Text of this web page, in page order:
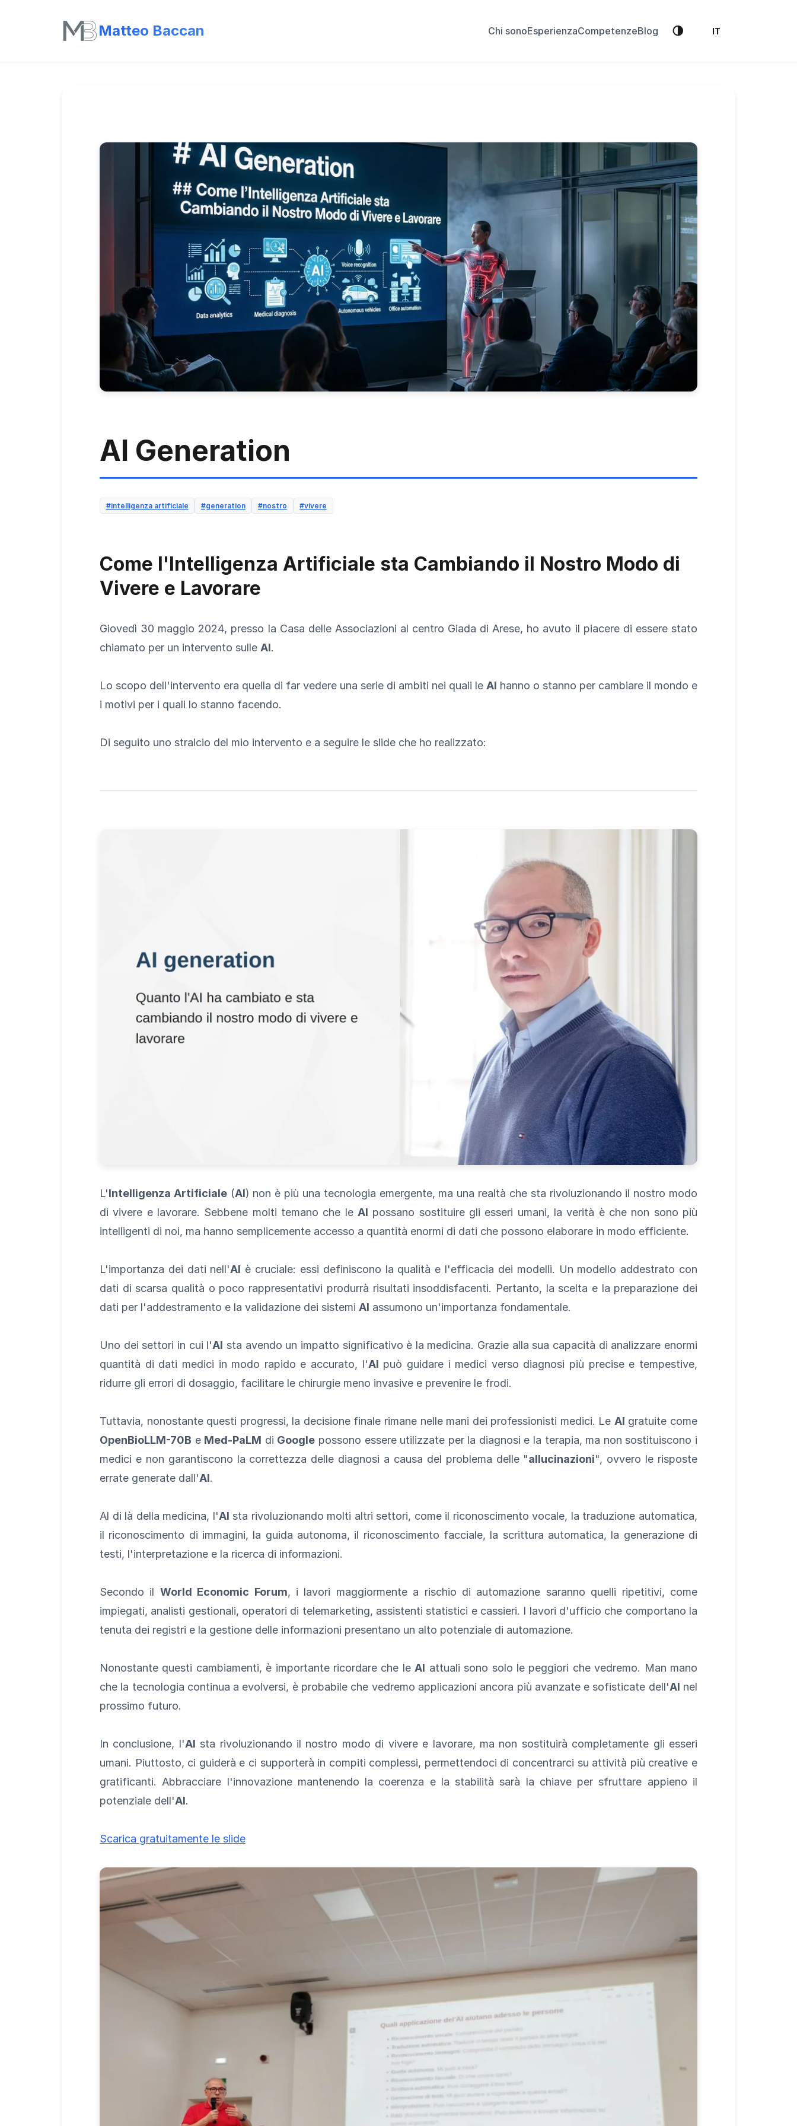
Matteo Baccan Chi sonoEsperienzaCompetenzeBlog 🌗 IT
AI Generation
#intelligenza artificiale #generation #nostro #vivere
Come l'Intelligenza Artificiale sta Cambiando il Nostro Modo di
Vivere e Lavorare
Giovedì 30 maggio 2024, presso la Casa delle Associazioni al centro Giada di Arese, ho avuto il piacere di essere stato
chiamato per un intervento sulle AI.
Lo scopo dell'intervento era quella di far vedere una serie di ambiti nei quali le AI hanno o stanno per cambiare il mondo e
i motivi per i quali lo stanno facendo.
Di seguito uno stralcio del mio intervento e a seguire le slide che ho realizzato:
L'Intelligenza Artificiale(AI) non è più una tecnologia emergente, ma una realtà che sta rivoluzionando il nostro modo
di vivere e lavorare. Sebbene molti temano che le AI possano sostituire gli esseri umani, la verità è che non sono più
intelligenti di noi, ma hanno semplicemente accesso a quantità enormi di dati che possono elaborare in modo efficiente.
L'importanza dei dati nell'AI è cruciale: essi definiscono la qualità e l'efficacia dei modelli. Un modello addestrato con
dati di scarsa qualità o poco rappresentativi produrrà risultati insoddisfacenti. Pertanto, la scelta e la preparazione dei
dati per l'addestramento e la validazione dei sistemi AI assumono un'importanza fondamentale.
Uno dei settori in cui l'AI sta avendo un impatto significativo è la medicina. Grazie alla sua capacità di analizzare enormi
quantità di dati medici in modo rapido e accurato, l'AI può guidare i medici verso diagnosi più precise e tempestive,
ridurre gli errori di dosaggio, facilitare le chirurgie meno invasive e prevenire le frodi.
Tuttavia, nonostante questi progressi, la decisione finale rimane nelle mani dei professionisti medici. Le AI gratuite come
OpenBioLLM-70B e Med-PaLM di Google possono essere utilizzate per la diagnosi e la terapia, ma non sostituiscono i
medici e non garantiscono la correttezza delle diagnosi a causa del problema delle "allucinazioni", ovvero le risposte
errate generate dall'AI.
Al di là della medicina, l'AI sta rivoluzionando molti altri settori, come il riconoscimento vocale, la traduzione automatica,
il riconoscimento di immagini, la guida autonoma, il riconoscimento facciale, la scrittura automatica, la generazione di
testi, l'interpretazione e la ricerca di informazioni.
Secondo il World Economic Forum, i lavori maggiormente a rischio di automazione saranno quelli ripetitivi, come
impiegati, analisti gestionali, operatori di telemarketing, assistenti statistici e cassieri. I lavori d'ufficio che comportano la
tenuta dei registri e la gestione delle informazioni presentano un alto potenziale di automazione.
Nonostante questi cambiamenti, è importante ricordare che leAI attuali sono solo le peggiori che vedremo. Man mano
che la tecnologia continua a evolversi, è probabile che vedremo applicazioni ancora più avanzate e sofisticate dell'AI nel
prossimo futuro.
In conclusione, l'AI sta rivoluzionando il nostro modo di vivere e lavorare, ma non sostituirà completamente gli esseri
umani. Piuttosto, ci guiderà e ci supporterà in compiti complessi, permettendoci di concentrarci su attività più creative e
gratificanti. Abbracciare l'innovazione mantenendo la coerenza e la stabilità sarà la chiave per sfruttare appieno il
potenziale dell'AI.
Scarica gratuitamente le slide